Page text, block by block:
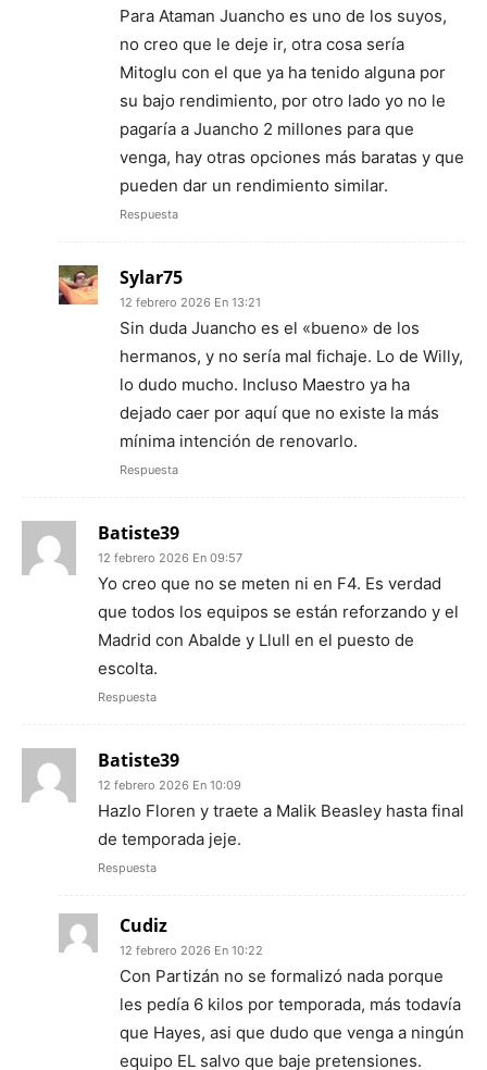
Para Ataman Juancho es uno de los suyos,
no creo que le deje ir, otra cosa sería
Mitoglu con el que ya ha tenido alguna por
su bajo rendimiento, por otro lado yo no le
pagaría a Juancho 2 millones para que
venga, hay otras opciones más baratas y que
pueden dar un rendimiento similar.
Respuesta
Sylar75
12 febrero 2026 En 13:21
Sin duda Juancho es el «bueno» de los
hermanos, y no sería mal fichaje. Lo de Willy,
lo dudo mucho. Incluso Maestro ya ha
dejado caer por aquí que no existe la más
mínima intención de renovarlo.
Respuesta
Batiste39
12 febrero 2026 En 09:57
Yo creo que no se meten ni en F4. Es verdad
que todos los equipos se están reforzando y el
Madrid con Abalde y Llull en el puesto de
escolta.
Respuesta
Batiste39
12 febrero 2026 En 10:09
Hazlo Floren y traete a Malik Beasley hasta final
de temporada jeje.
Respuesta
Cudiz
12 febrero 2026 En 10:22
Con Partizán no se formalizó nada porque
les pedía 6 kilos por temporada, más todavía
que Hayes, asi que dudo que venga a ningún
equipo EL salvo que baje pretensiones.